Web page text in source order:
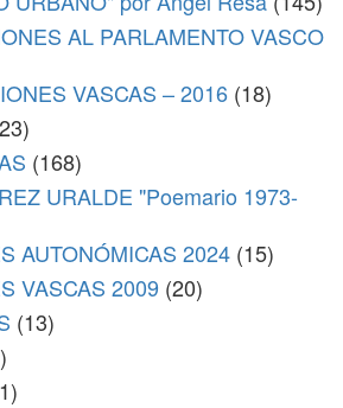
AL PARLAMENTO VASCO
VASCAS – 2016 (18)
(168)
URALDE "Poemario 1973-
AUTONÓMICAS 2024 (15)
VASCAS 2009 (20)
(13)